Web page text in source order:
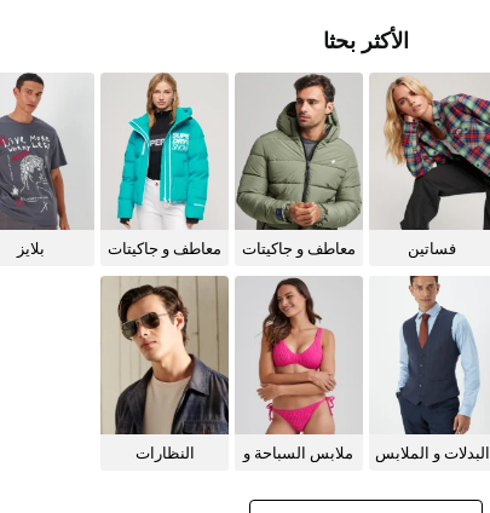
الأكثر بحثا
فساتين
معاطف و جاكيتات
معاطف و جاكيتات
بلايز
البدلات و الملابس
ملابس السباحة و
النظارات